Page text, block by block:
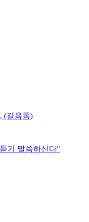
(길음동)
기 말씀하신다"